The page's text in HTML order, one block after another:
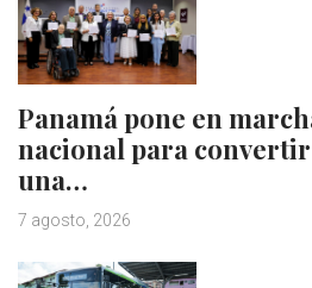
Panamá pone en
nacional para convertir
una…
7 agosto, 2026